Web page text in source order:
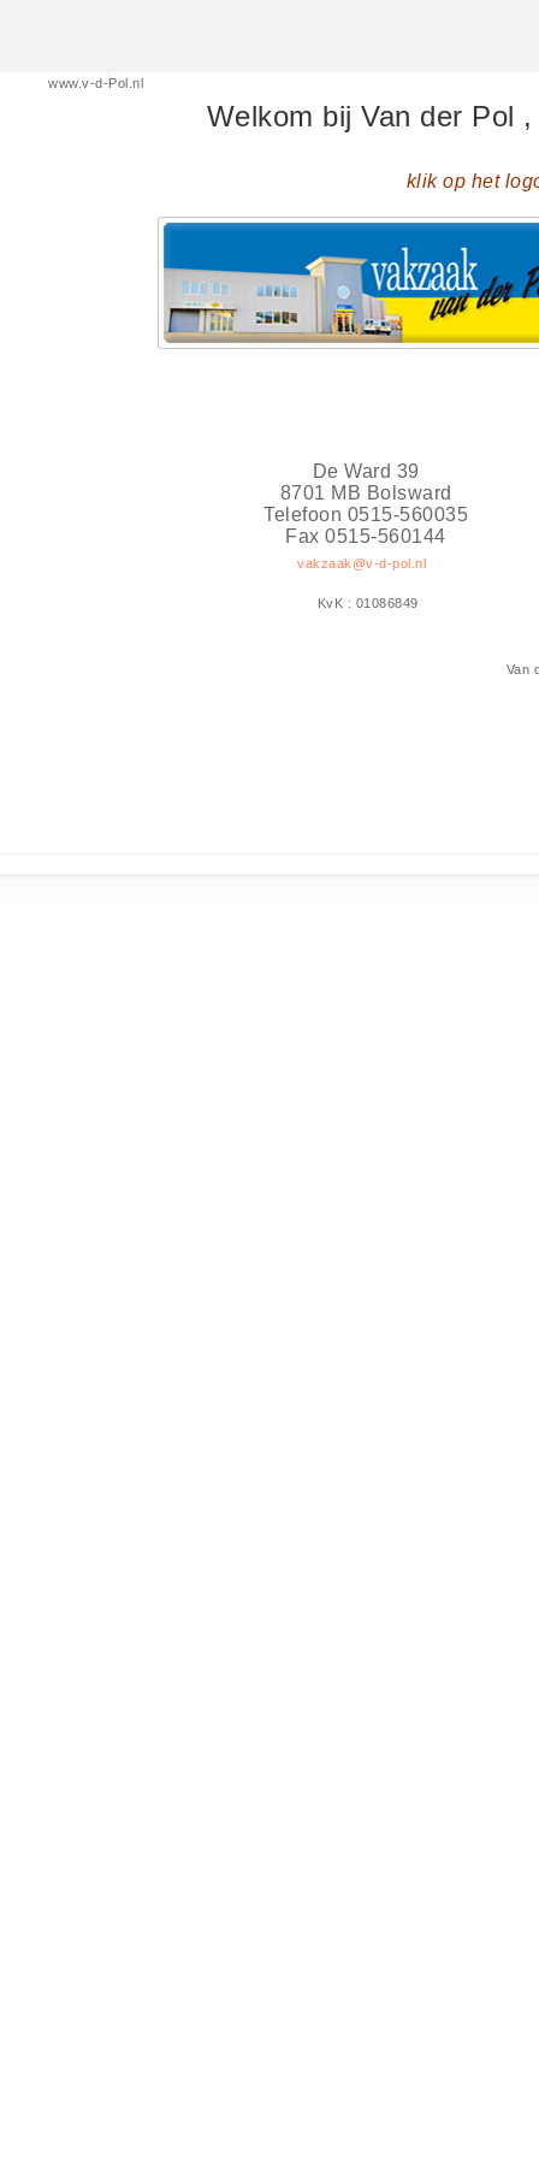
www.v-d-Pol.nl
Welkom bij Van der Pol
klik op het
De Ward 39
8701 MB Bolsward
Telefoon 0515-560035
Fax 0515-560144
vakzaak@v-d-pol.nl
KvK : 01086849
Van